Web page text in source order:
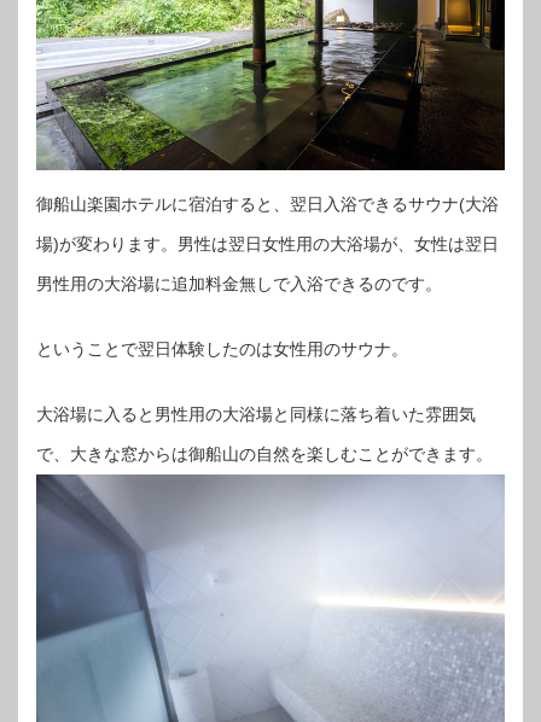
御船山楽園ホテルに宿泊すると、翌日入浴できるサウナ(大浴
場)が変わります。男性は翌日女性用の大浴場が、女性は翌日
男性用の大浴場に追加料金無しで入浴できるのです。
ということで翌日体験したのは女性用のサウナ。
大浴場に入ると男性用の大浴場と同様に落ち着いた雰囲気
で、大きな窓からは御船山の自然を楽しむことができます。